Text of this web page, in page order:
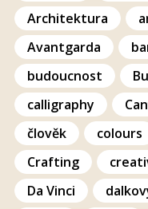
Architektura
Avantgarda
budoucnost
calligraphy
člověk
colours
Crafting
Da Vinci